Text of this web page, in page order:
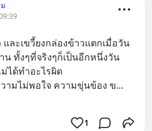
ละเขวี้ยงกล่องข้าวแตกเมื่อวัน
ทั้งๆที่จริงๆก็เป็นอีกหนึ่งวัน
ได้ทำอะไรผิด
วามไม่พอใจ ความขุ่นข้อง ข...
1